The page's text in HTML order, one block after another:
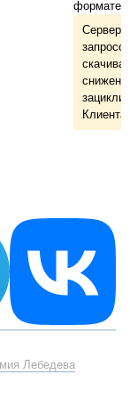
формате
Сервер
Клиента.
Лебедева